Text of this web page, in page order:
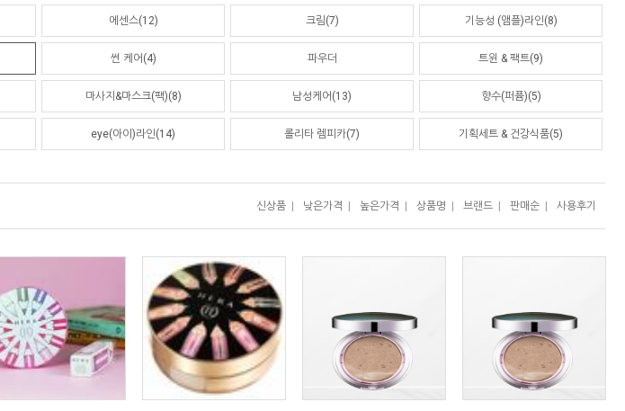
에센스(12) 크림(7) 기능성 (앰플)라인(8)
썬 케어(4) 파우더 트윈 & 팩트(9)
마사지&마스크(팩)(8) 남성케어(13) 향수(퍼퓸)(5)
eye(아이)라인(14) 롤리타 렘피카(7) 기획세트 & 건강식품(5)
신상품 낮은가격 높은가격 상품명 브랜드 판매순 사용후기